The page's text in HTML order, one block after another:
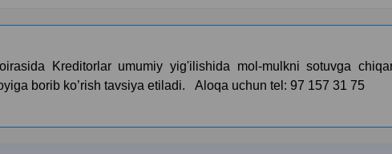
Kreditorlar umumiy yig'ilishida mol-mulkni sotuvga
borib ko’rish tavsiya etiladi.
Aloqa uchun tel: 97 157 31 75